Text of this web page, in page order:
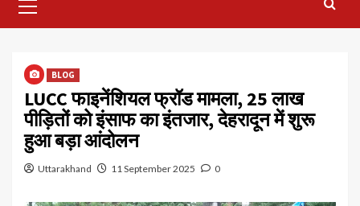
Menu
BLOG
LUCC फाइनेंशियल फ्रॉड मामला, 25 लाख
पीड़ितों को इंसाफ का इंतजार, देहरादून में शुरू
हुआ बड़ा आंदोलन
Uttarakhand 11 September 2025 0